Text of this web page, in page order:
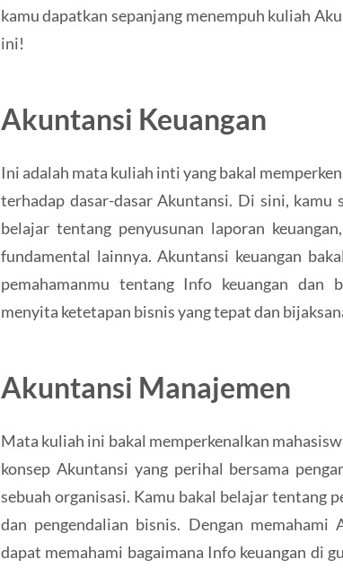
kamu dapatkan sepanjang menempuh kuliah
ini!
Akuntansi Keuangan
Ini adalah mata kuliah inti yang bakal
terhadap dasar-dasar Akuntansi. Di sini, kamu
belajar tentang penyusunan laporan
fundamental lainnya. Akuntansi keuangan
pemahamanmu tentang Info keuangan dan
menyita ketetapan bisnis yang tepat dan
Akuntansi Manajemen
Mata kuliah ini bakal memperkenalkan
konsep Akuntansi yang perihal bersama
sebuah organisasi. Kamu bakal belajar tentang
dan pengendalian bisnis. Dengan memahami
dapat memahami bagaimana Info keuangan di